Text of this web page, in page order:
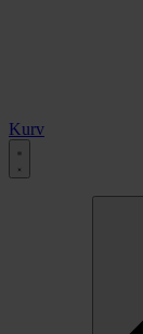
Kurv